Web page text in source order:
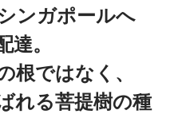
ンガポールへ
。
根ではなく、
れる菩提樹の種